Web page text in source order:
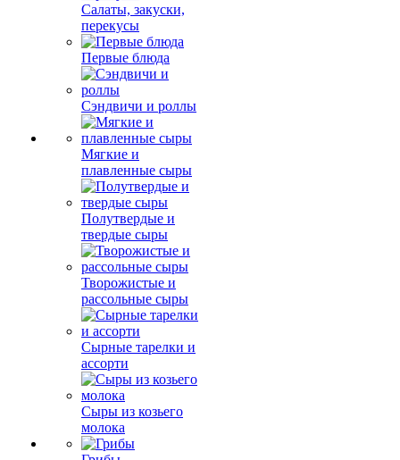
Салаты, закуски,
перекусы
Первые блюда
Сэндвичи и роллы
Мягкие и
плавленные сыры
Полутвердые и
твердые сыры
Творожистые и
рассольные сыры
Сырные тарелки и
ассорти
Сыры из козьего
молока